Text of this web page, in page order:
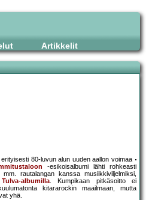
Artikkelit
80-luvun alun uuden aallon voimaa
-esikoisalbumi lähti rohkeasti
rautalangan kanssa musiikkiviljelmiksi,
Tulva-albumilla. Kumpikaan pitkäsoitto ei
kitararockin maailmaan, mutta
yhä.